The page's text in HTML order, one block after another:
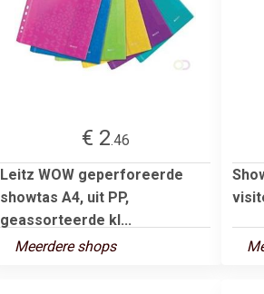
€ 2.46
Leitz WOW geperforeerde
showtas A4, uit PP,
geassorteerde kl...
Meerdere shops